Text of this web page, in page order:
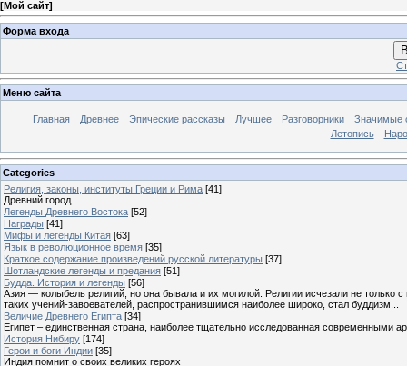
[Мой сайт]
Форма входа
Меню сайта
Главная Древнее Эпические рассказы Лучшее Разговорники
Значимые
Летопись
Categories
Религия, законы, институты Греции и Рима [41]
Древний город
Легенды Древнего Востока [52]
Награды [41]
Мифы и легенды Китая [63]
Язык в революционное время [35]
Краткое содержание произведений русской литературы [37]
Шотландские легенды и предания [51]
Будда. История и легенды [56]
Азия — колыбель религий, но она бывала и их могилой. Религии исчезали не
таких учений-завоевателей, распространившимся наиболее широко, стал буддизм...
Величие Древнего Египта [34]
Египет – единственная страна, наиболее тщательно исследованная современными
История Нибиру [174]
Герои и боги Индии [35]
Индия помнит о своих великих героях